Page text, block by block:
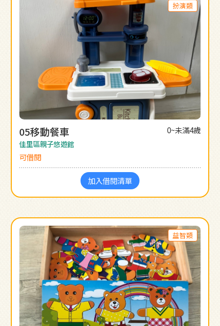
扮演類
05移動餐車 0~未滿4歲
佳里區親子悠遊館
可借閱
加入借閱清單
益智類